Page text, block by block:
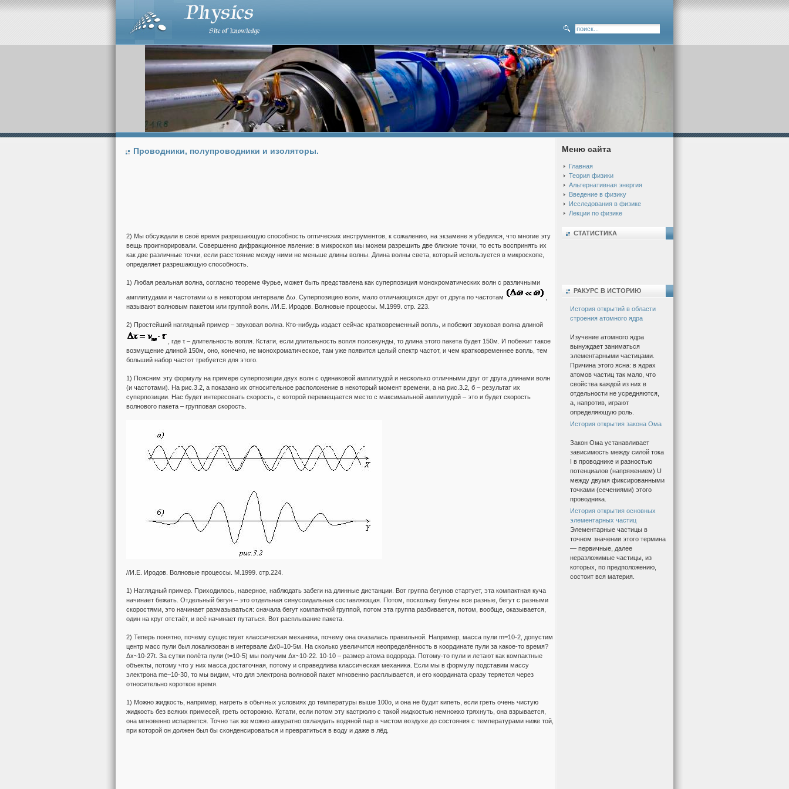
Проводники, полупроводники и изоляторы.
2) Мы обсуждали в своё время разрешающую способность оптических инструментов, к сожалению, на экзамене я убедился, что многие эту
вещь проигнорировали. Совершенно дифракционное явление: в микроскоп мы можем разрешить две близкие точки, то есть воспринять их
как две различные точки, если расстояние между ними не меньше длины волны. Длина волны света, который используется в микроскопе,
определяет разрешающую способность.
1) Любая реальная волна, согласно теореме Фурье, может быть представлена как суперпозиция монохроматических волн с различными
амплитудами и частотами ω в некотором интервале Δω. Суперпозицию волн, мало отличающихся друг от друга по частотам
называют волновым пакетом или группой волн. //И.Е. Иродов. Волновые процессы. М.1999. стр. 223.
2) Простейший наглядный пример – звуковая волна. Кто-нибудь издаст сейчас кратковременный вопль, и побежит звуковая волна длиной
, где τ – длительность вопля. Кстати, если длительность вопля полсекунды, то длина этого пакета будет 150м. И побежит такое
возмущение длиной 150м, оно, конечно, не монохроматическое, там уже появится целый спектр частот, и чем кратковременнее вопль, тем
больший набор частот требуется для этого.
1) Поясним эту формулу на примере суперпозиции двух волн с одинаковой амплитудой и несколько отличными друг от друга длинами волн
(и частотами). На рис.3.2, а показано их относительное расположение в некоторый момент времени, а на рис.3.2, б – результат их
суперпозиции. Нас будет интересовать скорость, с которой перемещается место с максимальной амплитудой – это и будет скорость
волнового пакета – групповая скорость.
//И.Е. Иродов. Волновые процессы. М.1999. стр.224.
1) Наглядный пример. Приходилось, наверное, наблюдать забеги на длинные дистанции. Вот группа бегунов стартует, эта компактная куча
начинает бежать. Отдельный бегун – это отдельная синусоидальная составляющая. Потом, поскольку бегуны все разные, бегут с разными
скоростями, это начинает размазываться: сначала бегут компактной группой, потом эта группа разбивается, потом, вообще, оказывается,
один на круг отстаёт, и всё начинает путаться. Вот расплывание пакета.
2) Теперь понятно, почему существует классическая механика, почему она оказалась правильной. Например, масса пули m=10-2, допустим
центр масс пули был локализован в интервале Δx0=10-5м. На сколько увеличится неопределённость в координате пули за какое-то время?
Δx~10-27t. За сутки полёта пули (t=10-5) мы получим Δx~10-22. 10-10 – размер атома водорода. Потому-то пули и летают как компактные
объекты, потому что у них масса достаточная, потому и справедлива классическая механика. Если мы в формулу подставим массу
электрона me~10-30, то мы видим, что для электрона волновой пакет мгновенно расплывается, и его координата сразу теряется через
относительно короткое время.
1) Можно жидкость, например, нагреть в обычных условиях до температуры выше 100о, и она не будит кипеть, если греть очень чистую
жидкость без всяких примесей, греть осторожно. Кстати, если потом эту кастрюлю с такой жидкостью немножко тряхнуть, она взрывается,
она мгновенно испаряется. Точно так же можно аккуратно охлаждать водяной пар в чистом воздухе до состояния с температурами ниже той,
при которой он должен был бы сконденсироваться и превратиться в воду и даже в лёд.
Меню сайта
Главная
Теория физики
Альтернативная энергия
Введение в физику
Исследования в физике
Лекции по физике
СТАТИСТИКА
РАКУРС В ИСТОРИЮ
История открытий в области
строения атомного ядра
Изучение атомного ядра
вынуждает заниматься
элементарными частицами.
Причина этого ясна: в ядрах
атомов частиц так мало, что
свойства каждой из них в
отдельности не усредняются,
а, напротив, играют
определяющую роль.
История открытия закона Ома
Закон Ома устанавливает
зависимость между силой тока
I в проводнике и разностью
потенциалов (напряжением) U
между двумя фиксированными
точками (сечениями) этого
проводника.
История открытия основных
элементарных частиц
Элементарные частицы в
точном значении этого термина
— первичные, далее
неразложимые частицы, из
которых, по предположению,
состоит вся материя.